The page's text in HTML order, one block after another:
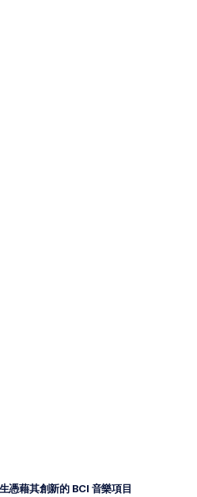
憑藉其創新的 BCI 音樂項目